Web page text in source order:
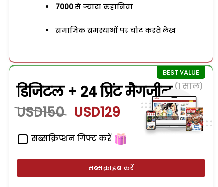
7000 से ज्यादा कहानियां
समाजिक समस्याओं पर चोट करते लेख
डिजिटल + 24 प्रिंट मैगजीन (1 साल)
USD150 USD129
सब्सक्रिप्शन गिफ्ट करें
सब्सक्राइब करें